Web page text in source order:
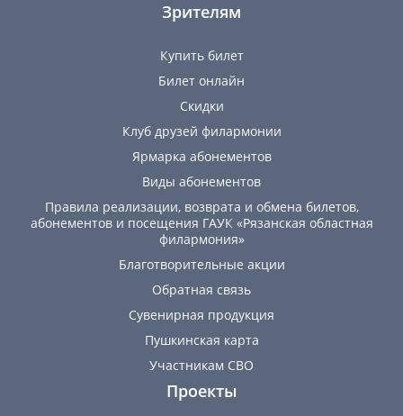
Зрителям
Купить билет
Билет онлайн
Скидки
Клуб друзей филармонии
Ярмарка абонементов
Виды абонементов
Правила реализации, возврата и обмена билетов,
абонементов и посещения ГАУК «Рязанская областная
филармония»
Благотворительные акции
Обратная связь
Сувенирная продукция
Пушкинская карта
Участникам СВО
Проекты